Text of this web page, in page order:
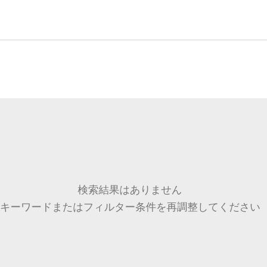
検索結果はありません
キーワードまたはフィルター条件を再調整してください